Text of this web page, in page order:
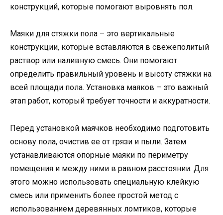
конструкций, которые помогают выровнять пол.
Маяки для стяжки пола – это вертикальные
конструкции, которые вставляются в свежеполитый
раствор или наливную смесь. Они помогают
определить правильный уровень и высоту стяжки на
всей площади пола. Установка маяков – это важный
этап работ, который требует точности и аккуратности.
Перед установкой маячков необходимо подготовить
основу пола, очистив ее от грязи и пыли. Затем
устанавливаются опорные маяки по периметру
помещения и между ними в равном расстоянии. Для
этого можно использовать специальную клейкую
смесь или применить более простой метод с
использованием деревянных ломтиков, которые